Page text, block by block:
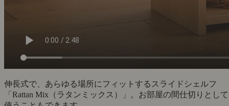
伸長式で、あらゆる場所にフィットするスライドシェルフ
「Rattan Mix（ラタンミックス）」。お部屋の間仕切りとして